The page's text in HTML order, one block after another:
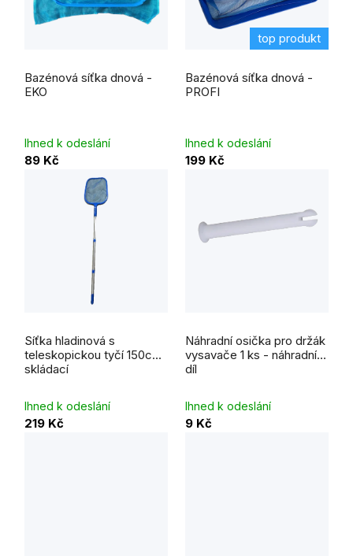
Bazénová síťka dnová -
EKO
hodnocení
produktu
je
5,0
Ihned k odeslání
89 Kč
top produkt
Bazénová síťka dnová -
PROFI
hodnocení
produktu
je
5,0
Ihned k odeslání
199 Kč
Síťka hladinová s
teleskopickou tyčí 150cm
skládací
hodnocení
produktu
je
4,0
z
Ihned k odeslání
219 Kč
Náhradní osička pro držák
vysavače 1 ks - náhradní
díl
hodnocení
produktu
je
5,0
z
Ihned k odeslání
9 Kč